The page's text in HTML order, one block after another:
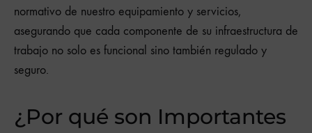
normativo de nuestro equipamiento y servicios,
asegurando que cada componente de su infraestructura de
trabajo no solo es funcional sino también regulado y
seguro.
¿Por qué son Importantes